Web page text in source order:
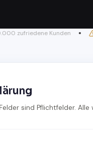
zufriedene Kunden
sind Pflichtfelder.